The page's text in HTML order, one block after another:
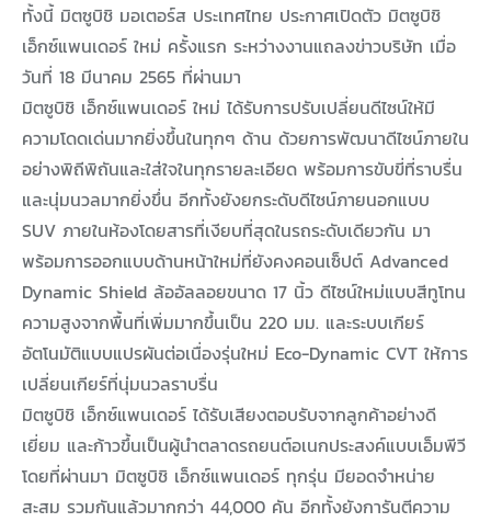
ทั้งนี้ มิตซูบิชิ มอเตอร์ส ประเทศไทย ประกาศเปิดตัว มิตซูบิชิ
เอ็กซ์แพนเดอร์ ใหม่ ครั้งแรก ระหว่างงานแถลงข่าวบริษัท เมื่อ
วันที่ 18 มีนาคม 2565 ที่ผ่านมา
มิตซูบิชิ เอ็กซ์แพนเดอร์ ใหม่ ได้รับการปรับเปลี่ยนดีไซน์ให้มี
ความโดดเด่นมากยิ่งขึ้นในทุกๆ ด้าน ด้วยการพัฒนาดีไซน์ภายใน
อย่างพิถีพิถันและใส่ใจในทุกรายละเอียด พร้อมการขับขี่ที่ราบรื่น
และนุ่มนวลมากยิ่งขึ่น อีกทั้งยังยกระดับดีไซน์ภายนอกแบบ
SUV ภายในห้องโดยสารที่เงียบที่สุดในรถระดับเดียวกัน มา
พร้อมการออกแบบด้านหน้าใหม่ที่ยังคงคอนเซ็ปต์ Advanced
Dynamic Shield ล้ออัลลอยขนาด 17 นิ้ว ดีไซน์ใหม่แบบสีทูโทน
ความสูงจากพื้นที่เพิ่มมากขึ้นเป็น 220 มม. และระบบเกียร์
อัตโนมัติแบบแปรผันต่อเนื่องรุ่นใหม่ Eco-Dynamic CVT ให้การ
เปลี่ยนเกียร์ที่นุ่มนวลราบรื่น
มิตซูบิชิ เอ็กซ์แพนเดอร์ ได้รับเสียงตอบรับจากลูกค้าอย่างดี
เยี่ยม และก้าวขึ้นเป็นผู้นำตลาดรถยนต์อเนกประสงค์แบบเอ็มพีวี
โดยที่ผ่านมา มิตซูบิชิ เอ็กซ์แพนเดอร์ ทุกรุ่น มียอดจำหน่าย
สะสม รวมกันแล้วมากกว่า 44,000 คัน อีกทั้งยังการันตีความ